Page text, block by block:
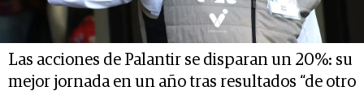
Las acciones de Palantir se disparan un 20%: su
mejor jornada en un año tras resultados “de otro